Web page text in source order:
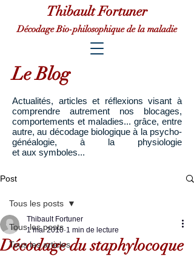
Thibault Fortuner
Décodage Bio-philosophique de la maladie
Le Blog
Actualités, articles et réflexions visant à
comprendre autrement nos blocages,
comportements et maladies... grâce, entre
autre, au décodage biologique à la psycho-
généalogie, à la physiologie
et aux symboles...
Post
Tous les posts
Tous les articles
Tous les posts
Décodage du staphylocoque
Thibault Fortuner
1 mai 2010 1 min de lecture